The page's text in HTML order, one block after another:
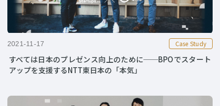
2021-11-17 Case Study
すべては日本のプレゼンス向上のために──BPOでスタート
アップを支援するNTT東日本の「本気」